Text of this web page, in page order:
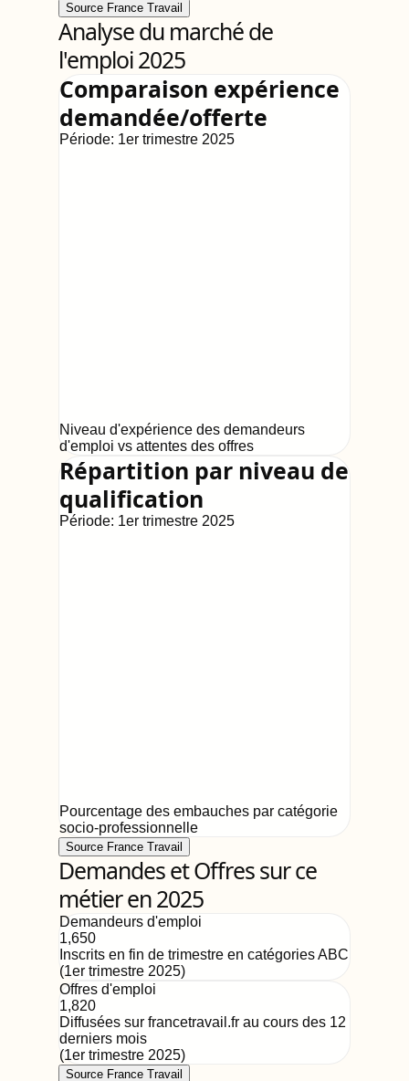
Source France Travail
Analyse du marché de
l'emploi 2025
Comparaison expérience
demandée/offerte
Période: 1er trimestre 2025
Niveau d'expérience des demandeurs
d'emploi vs attentes des offres
Répartition par niveau de
qualification
Période: 1er trimestre 2025
Pourcentage des embauches par catégorie
socio-professionnelle
Source France Travail
Demandes et Offres sur ce
métier en 2025
Demandeurs d'emploi
1,650
Inscrits en fin de trimestre en catégories ABC
(1er trimestre 2025)
Offres d'emploi
1,820
Diffusées sur francetravail.fr au cours des 12
derniers mois
(1er trimestre 2025)
Source France Travail